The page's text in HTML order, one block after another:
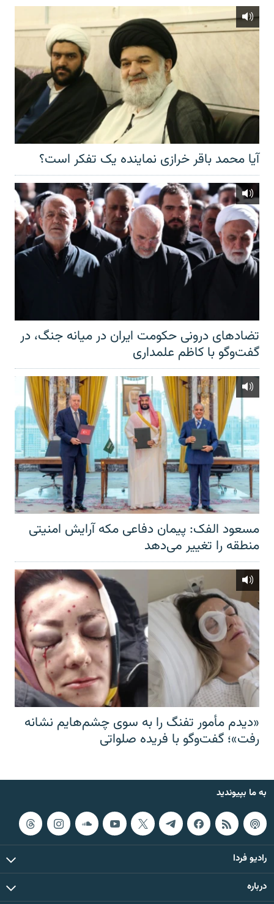
آیا محمد باقر خرازی نماینده یک تفکر است؟
تضادهای درونی حکومت ایران در میانه جنگ، در
گفت‌‌وگو با کاظم علمداری
مسعود الفک: پیمان دفاعی مکه آرایش امنیتی
منطقه را تغییر می‌دهد
«دیدم مأمور تفنگ را به سوی چشم‌هایم نشانه
رفت»؛ گفت‌و‌گو با فریده صلواتی
به ما بپیوندید
رادیو فردا
درباره